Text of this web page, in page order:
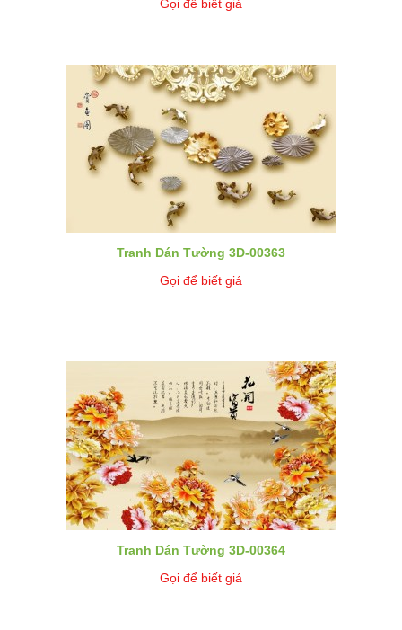
Gọi để biết giá
Tranh Dán Tường 3D-00363
Gọi để biết giá
Tranh Dán Tường 3D-00364
Gọi để biết giá